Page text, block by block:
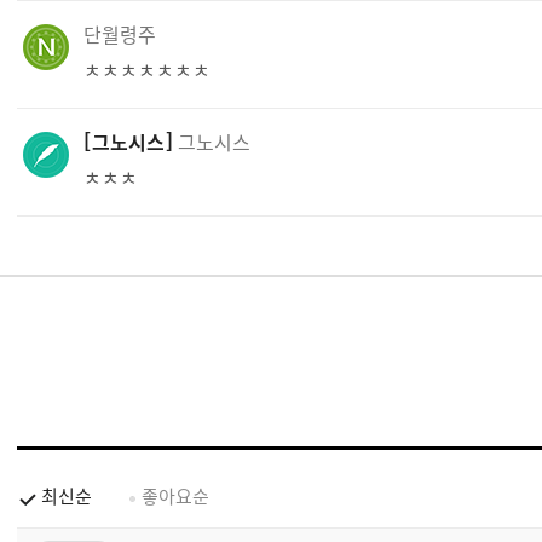
단월령주
ㅊㅊㅊㅊㅊㅊㅊ
그노시스 그노시스
ㅊㅊㅊ
최신순 좋아요순